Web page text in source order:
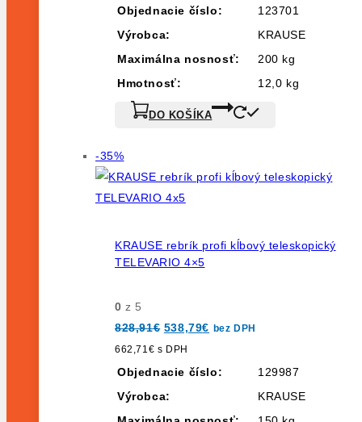
Objednacie číslo:
123701
Výrobca:
KRAUSE
Maximálna nosnosť:
200 kg
Hmotnosť:
12,0 kg
DO KOŠÍKA
-35%Výrobok
na
predaj
KRAUSE rebrík profi kĺbový teleskopický
TELEVARIO 4×5
0 z 5
828,91€ Pôvodná
cena
bola:
538,79€ Aktuálna
cena
bez DPH
662,71 € s DPH
Objednacie číslo:
129987
Výrobca:
KRAUSE